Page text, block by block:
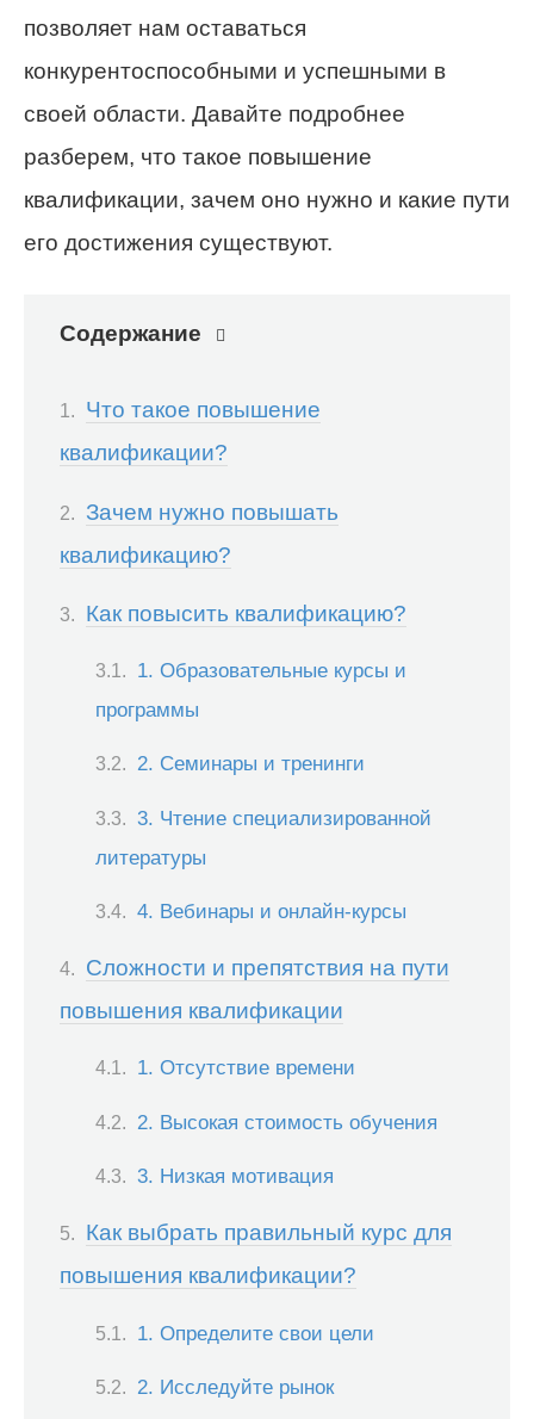
позволяет нам оставаться
конкурентоспособными и успешными в
своей области. Давайте подробнее
разберем, что такое повышение
квалификации, зачем оно нужно и какие пути
его достижения существуют.
Содержание
Что такое повышение
квалификации?
Зачем нужно повышать
квалификацию?
Как повысить квалификацию?
1. Образовательные курсы и
программы
2. Семинары и тренинги
3. Чтение специализированной
литературы
4. Вебинары и онлайн-курсы
Сложности и препятствия на пути
повышения квалификации
1. Отсутствие времени
2. Высокая стоимость обучения
3. Низкая мотивация
Как выбрать правильный курс для
повышения квалификации?
1. Определите свои цели
2. Исследуйте рынок